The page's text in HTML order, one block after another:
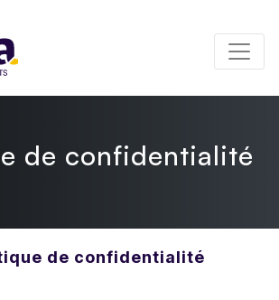
de confidentialité
de confidentialité